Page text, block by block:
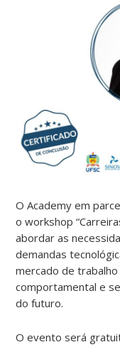
O Academy em
o workshop
abordar as
demandas
mercado de
comportamental e
do futuro.
O evento será